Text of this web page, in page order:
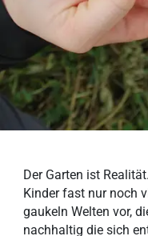
Der Garten ist
Kinder fast nur noch
gaukeln Welten vor,
nachhaltig die sich